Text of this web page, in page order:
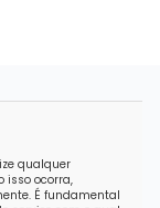
qualquer
isso ocorra,
É fundamental